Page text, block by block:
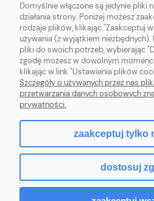
MOJE KONTO
Sklep z włóczką. Internetowa pasmanteria.
bawełniane. Tanie włóczki. Włóczki
Sklep internetowy
Domyślnie włączone są jedynie pliki
działania strony. Poniżej możesz
rodzaje plików, klikając "Zaakceptuj
używania (z wyjątkiem
pliki do swoich potrzeb, wybierając
zgodę możesz w dowolnym
klikając w link "Ustawienia plików
Szczegóły o używanych przez nas
przetwarzania danych osobowych
prywatności.
zaakceptuj tylko
dostosuj